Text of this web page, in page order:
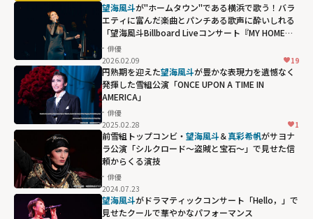
望海風斗が"ホームタウン"である横浜で歌う！バラ
エティに富んだ楽曲とパンチある歌声に酔いしれる
「望海風斗Billboard Liveコンサート『MY HOME
TOWN』」
俳優
2026.02.09
19
円熟期を迎えた望海風斗が豊かな表現力を遺憾なく
発揮した雪組公演「ONCE UPON A TIME IN
AMERICA」
俳優
2025.02.28
1
前雪組トップコンビ・ 望海風斗＆真彩希帆がサヨナ
ラ公演「シルクロード～盗賊と宝石～」で見せた信
頼からくる演技
俳優
2024.07.23
望海風斗がドラマティックコンサート「Hello，」で
見せたクールで華やかなパフォーマンス